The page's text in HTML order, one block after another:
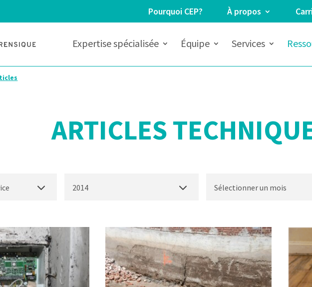
Pourquoi CEP? À propos
Expertise spécialisée Équipe Services
ARTICLES
2014 Sélectionner un mois